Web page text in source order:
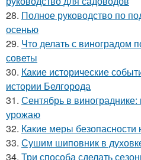
28. Полное руководство по
осенью
29. Что делать с виноградом
советы
30. Какие исторические
истории Белгорода
31. Сентябрь в винограднике:
урожаю
32. Какие меры
33. Сушим шиповник в
34. Три способа сделать